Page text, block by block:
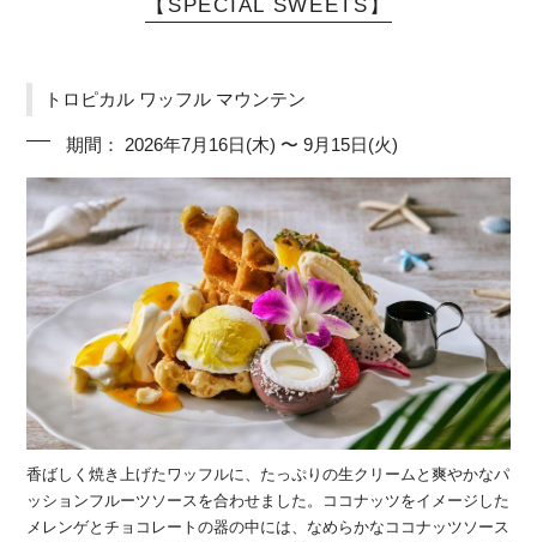
【SPECIAL SWEETS】
トロピカル ワッフル マウンテン
期間： 2026年7月16日(木) 〜 9月15日(火)
香ばしく焼き上げたワッフルに、たっぷりの生クリームと爽やかなパ
ッションフルーツソースを合わせました。ココナッツをイメージした
メレンゲとチョコレートの器の中には、なめらかなココナッツソース